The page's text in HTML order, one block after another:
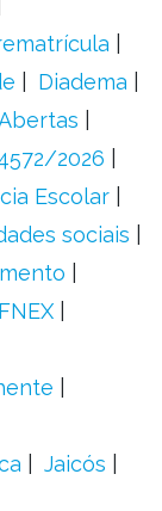
Diadema
2026
Escolar
sociais
Jaicós